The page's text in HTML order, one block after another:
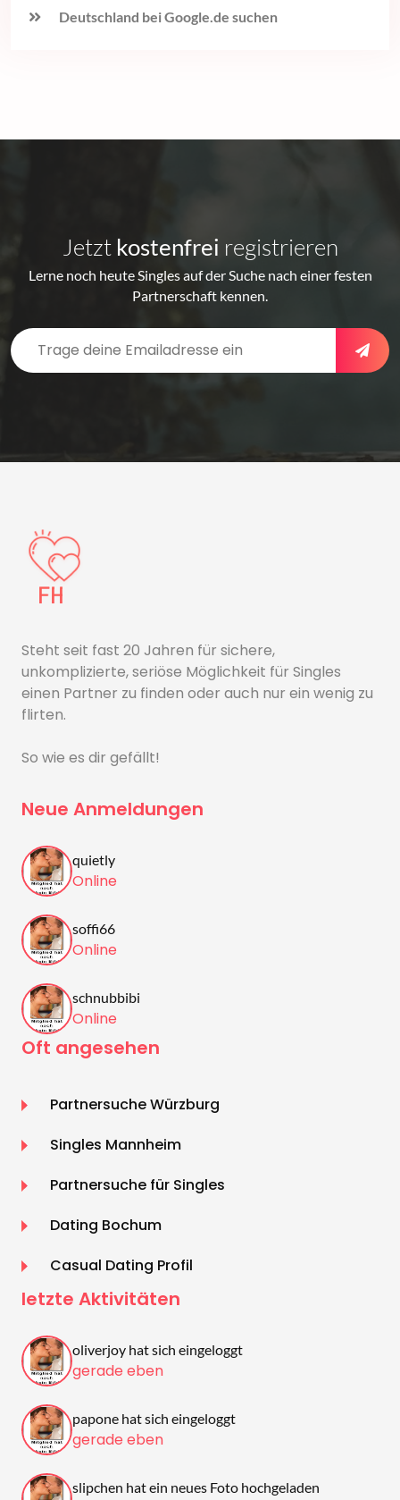
Deutschland bei Google.de suchen
Jetzt kostenfrei registrieren
Lerne noch heute Singles auf der Suche nach einer festen
Partnerschaft kennen.
Steht seit fast 20 Jahren für sichere,
unkomplizierte, seriöse Möglichkeit für Singles
einen Partner zu finden oder auch nur ein wenig zu
flirten.
So wie es dir gefällt!
Neue Anmeldungen
quietly
Online
soffi66
Online
schnubbibi
Online
Oft angesehen
Partnersuche Würzburg
Singles Mannheim
Partnersuche für Singles
Dating Bochum
Casual Dating Profil
letzte Aktivitäten
oliverjoy hat sich eingeloggt
gerade eben
papone hat sich eingeloggt
gerade eben
slipchen hat ein neues Foto hochgeladen